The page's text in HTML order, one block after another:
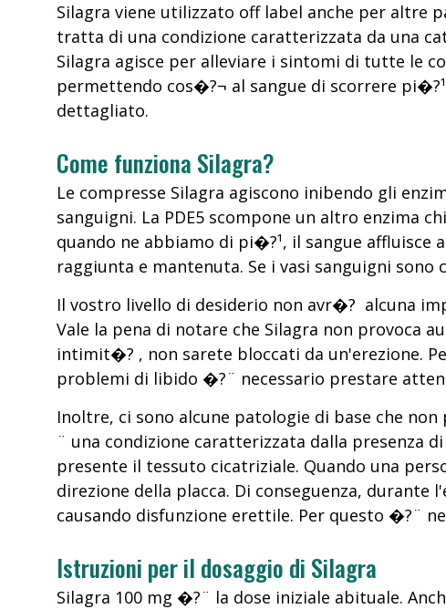
Silagra viene utilizzato off label anche per altre
tratta di una condizione caratterizzata da una
Silagra agisce per alleviare i sintomi di tutte le
permettendo cos�?¬ al sangue di scorrere
dettagliato.
Come funziona Silagra?
Le compresse Silagra agiscono inibendo gli
sanguigni. La PDE5 scompone un altro enzima
quando ne abbiamo di pi�?¹, il sangue
raggiunta e mantenuta. Se i vasi sanguigni
Il vostro livello di desiderio non avr�? alcuna
Vale la pena di notare che Silagra non provoca
intimit�? , non sarete bloccati da un'erezione.
problemi di libido �?¨ necessario prestare
Inoltre, ci sono alcune patologie di base che
¨ una condizione caratterizzata dalla presenza
presente il tessuto cicatriziale. Quando una
direzione della placca. Di conseguenza,
causando disfunzione erettile. Per questo �?¨
Istruzioni per il dosaggio di Silagra
Silagra 100 mg �?¨ la dose iniziale abituale.